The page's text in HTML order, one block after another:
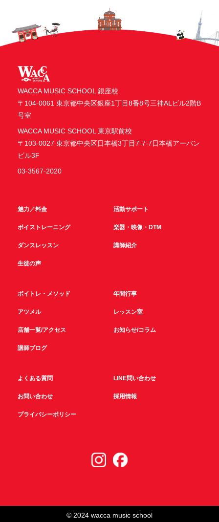
WACCA MUSIC SCHOOL 銀座校
〒104-0061 東京都中央区銀座1丁目8番8号三神ALビル2階B
号室
WACCA MUSIC SCHOOL 東京駅前校
〒103-0027 東京都中央区日本橋3丁目7-7-7日本橋アーバン
ビル3F
03-3567-2020
魅力／料金 活動サポート
ボイストレーニング 楽器・映像・DTM
ダンスレッスン 講師紹介
生徒の声
ボイトレ・メソッド 年間行事
アツメル レッスン室
店舗一覧/アクセス お知らせ/コラム
講師ブログ
よくある質問 LINE問い合わせ
お問い合わせ 採用情報
プライバシーポリシー
© 2024 wacca music school